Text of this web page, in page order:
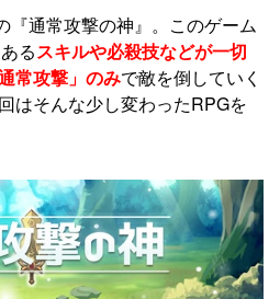
『通常攻撃の神』。このゲーム
るスキルや必殺技などが一切
通常攻撃」のみで敵を倒していく
はそんな少し変わったRPGを